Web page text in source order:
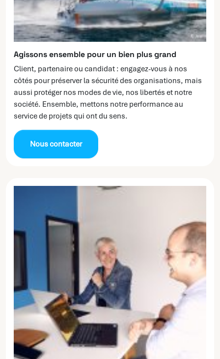
Agissons ensemble pour un bien plus grand
Client, partenaire ou candidat : engagez-vous à nos
côtés pour préserver la sécurité des organisations, mais
aussi protéger nos modes de vie, nos libertés et notre
société. Ensemble, mettons notre performance au
service de projets qui ont du sens.
Nous contacter